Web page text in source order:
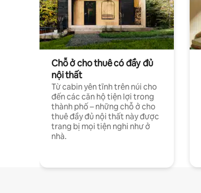
Chỗ ở cho thuê có đầy đủ
nội thất
Từ cabin yên tĩnh trên núi cho
đến các căn hộ tiện lợi trong
thành phố – những chỗ ở cho
thuê đầy đủ nội thất này được
trang bị mọi tiện nghi như ở
nhà.